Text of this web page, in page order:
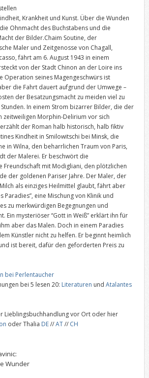
Krankheit und Kunst. Über die Wunden
Ohnmacht des Buchstabens und die
der Bilder.Chaim Soutine, der
Maler und Zeitgenosse von Chagall,
fährt am 6. August 1943 in einem
von der Stadt Chinon an der Loire ins
Operation seines Magengeschwürs ist
die Fahrt dauert aufgrund der Umwege –
der Besatzungsmacht zu meiden viel zu
In einem Strom bizarrer Bilder, die der
zeitweiligen Morphin-Delirium vor sich
der Roman halb historisch, halb fiktiv
Kindheit in Smilowitschi bei Minsk, die
in Wilna, den beharrlichen Traum von Paris,
der Malerei. Er beschwört die
Freundschaft mit Modigliani, den plötzlichen
der goldenen Pariser Jahre. Der Maler, der
als einziges Heilmittel glaubt, fährt aber
Paradies”, eine Mischung von Klinik und
zu merkwürdigen Begegnungen und
Ein mysteriöser “Gott in Weiß” erklärt ihn für
aber das Malen. Doch in einem Paradies
Künstler nicht zu helfen. Er beginnt heimlich
ist bereit, dafür den geforderten Preis zu
bei Perlentaucher
bei 5 lesen 20: Literaturen und Atalantes
Lieblingsbuchhandlung vor Ort oder hier
oder Thalia DE//AT// CH
Wunder